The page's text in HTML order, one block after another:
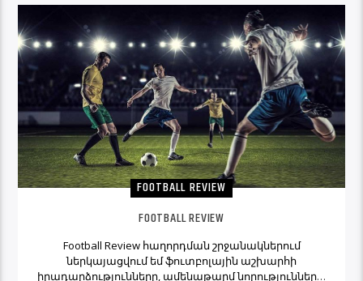
FOOTBALL REVIEW
FOOTBALL REVIEW
Football Review հաղորդման շրջանակներում
ներկայացվում եմ ֆուտբոլային աշխարհի
իրադարձությունները, ամենաթարմ նորությունները,